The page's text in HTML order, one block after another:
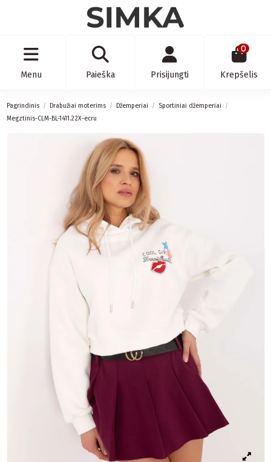
Menu Paieška Prisijungti
0
Krepšelis
Pagrindinis Drabužiai moterims Džemperiai
Sportiniai džemperiai
Megztinis-CLM-BL-1411.22X-ecru